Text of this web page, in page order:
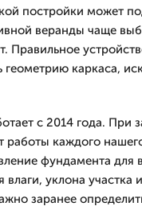
постройки может
веранды чаще
Правильное
геометрию каркаса,
с 2014 года. При
работы каждого
фундамента для
уклона участка
заранее